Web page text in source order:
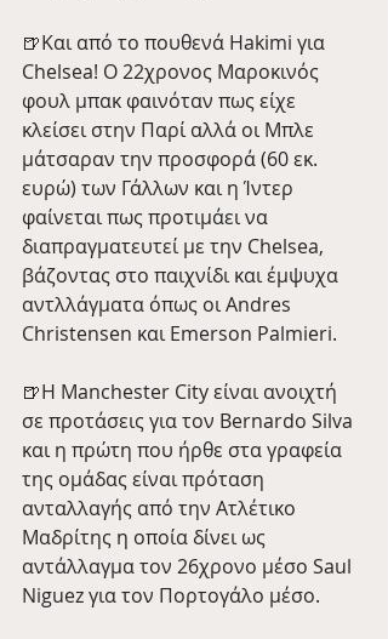
🍺Και από το πουθενά Hakimi για
Chelsea! O 22χρονος Μαροκινός
φουλ μπακ φαινόταν πως είχε
κλείσει στην Παρί αλλά οι Μπλε
μάτσαραν την προσφορά (60 εκ.
ευρώ) των Γάλλων και η Ίντερ
φαίνεται πως προτιμάει να
διαπραγματευτεί με την Chelsea,
βάζοντας στο παιχνίδι και έμψυχα
αντλλάγματα όπως οι Andres
Christensen και Emerson Palmieri.
🍺Η Manchester City είναι ανοιχτή
σε προτάσεις για τον Bernardo Silva
και η πρώτη που ήρθε στα γραφεία
της ομάδας είναι πρόταση
ανταλλαγής από την Ατλέτικο
Μαδρίτης η οποία δίνει ως
αντάλλαγμα τον 26χρονο μέσο Saul
Niguez για τον Πορτογάλο μέσο.